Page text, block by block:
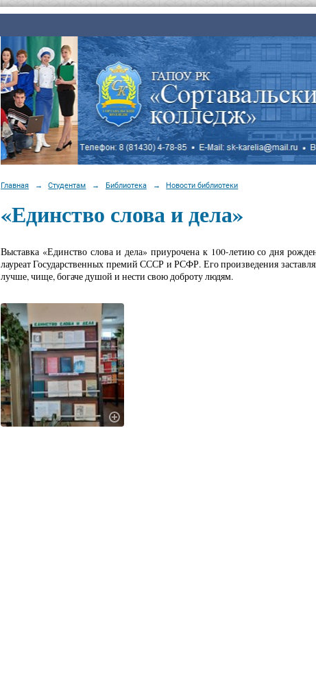
Главная → Студентам → Библиотека → Новости библиотеки
«Единство слова и дела»
Выставка «Единство слова и дела» приурочена к 100-летию со дня
лауреат Государственных премий СССР и РСФР. Его произведения
лучше, чище, богаче душой и нести свою доброту людям.